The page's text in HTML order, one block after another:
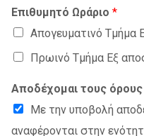
Επιθυμητό Ωράριο *
Απογευματινό Τμήμα
Πρωινό Τμήμα Εξ
Αποδέχομαι τους
Με την υποβολή
αναφέρονται στην